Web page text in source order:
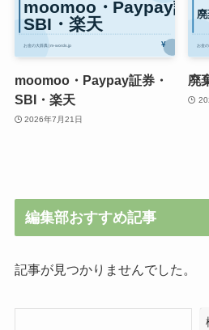
moomoo・Paypay証券・
SBI・楽天
2026年7月21日
廃
編集部おすすめ記事
記事が見つかりませんでした。